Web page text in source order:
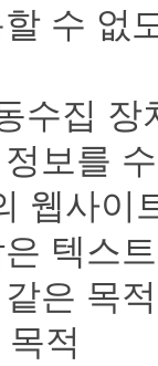
수 없
수집
보를
웹사이
텍스
은 목
적